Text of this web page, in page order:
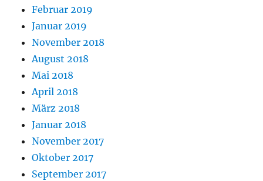
Februar 2019
Januar 2019
November 2018
August 2018
Mai 2018
April 2018
März 2018
Januar 2018
November 2017
Oktober 2017
September 2017